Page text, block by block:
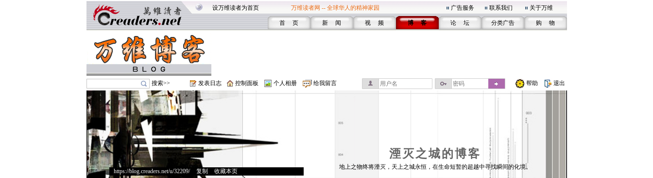
设万维读者为首页 万维读者网 -- 全球华人的精神家园 广告服务 联系我们 关于万维
首 页 新 闻 视 频 博 客 论 坛 分类广告 购 物
搜索>> 发表日志 控制面板 个人相册 给我留言 帮助 退出
湮灭之城的博客
https://blog.creaders.net/u/32209/> 复制 收藏本页
地上之物终将湮灭，天上之城永恒，在生命短暂的超越中寻找瞬间的化境。